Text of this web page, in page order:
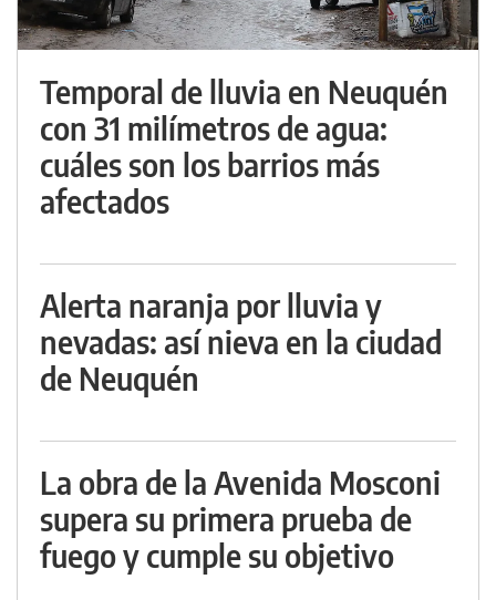
Temporal de lluvia en Neuquén
con 31 milímetros de agua:
cuáles son los barrios más
afectados
Alerta naranja por lluvia y
nevadas: así nieva en la ciudad
de Neuquén
La obra de la Avenida Mosconi
supera su primera prueba de
fuego y cumple su objetivo